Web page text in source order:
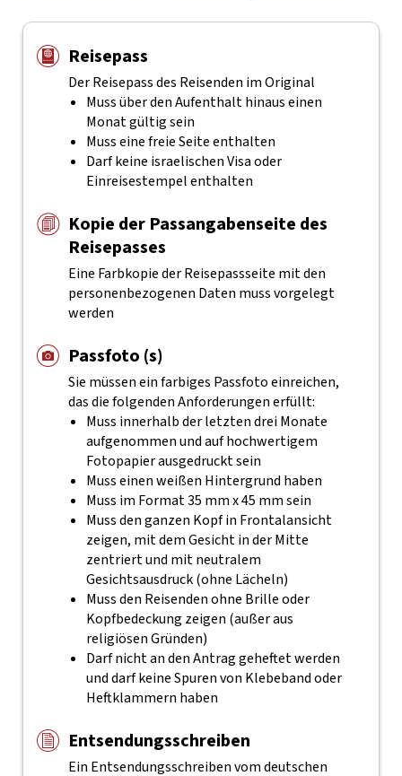
Reisepass
Der Reisepass des Reisenden im Original
Muss über den Aufenthalt hinaus einen
Monat gültig sein
Muss eine freie Seite enthalten
Darf keine israelischen Visa oder
Einreisestempel enthalten
Kopie der Passangabenseite des
Reisepasses
Eine Farbkopie der Reisepassseite mit den
personenbezogenen Daten muss vorgelegt
werden
Passfoto (s)
Sie müssen ein farbiges Passfoto einreichen,
das die folgenden Anforderungen erfüllt:
Muss innerhalb der letzten drei Monate
aufgenommen und auf hochwertigem
Fotopapier ausgedruckt sein
Muss einen weißen Hintergrund haben
Muss im Format 35 mm x 45 mm sein
Muss den ganzen Kopf in Frontalansicht
zeigen, mit dem Gesicht in der Mitte
zentriert und mit neutralem
Gesichtsausdruck (ohne Lächeln)
Muss den Reisenden ohne Brille oder
Kopfbedeckung zeigen (außer aus
religiösen Gründen)
Darf nicht an den Antrag geheftet werden
und darf keine Spuren von Klebeband oder
Heftklammern haben
Entsendungsschreiben
Ein Entsendungsschreiben vom deutschen